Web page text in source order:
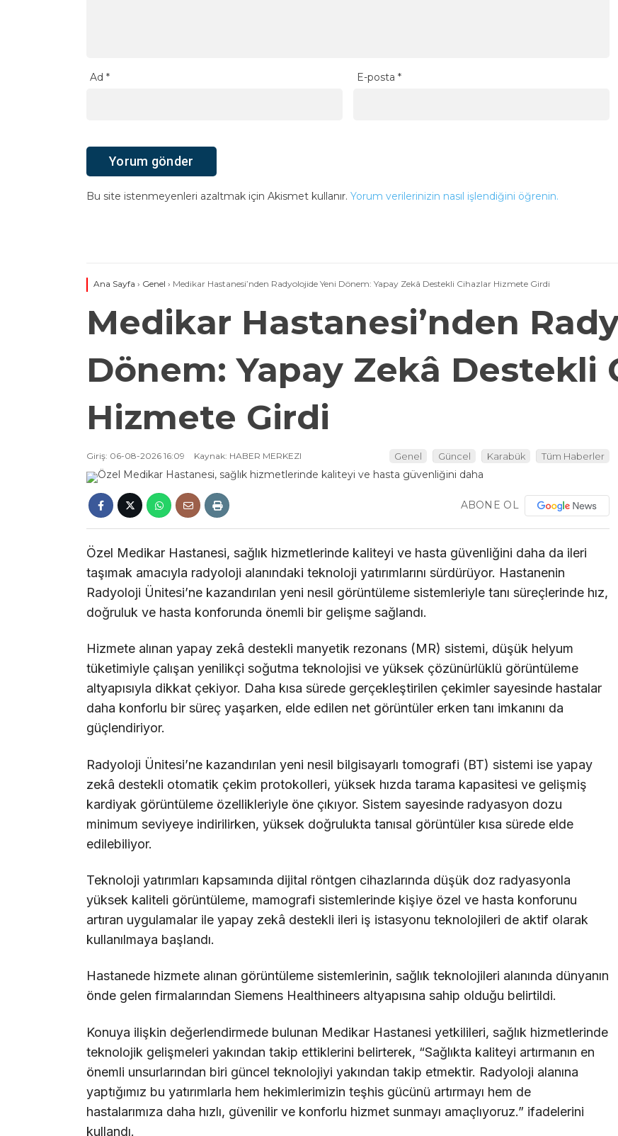
Ad * E-posta *
Bu site istenmeyenleri azaltmak için Akismet kullanır. Yorum verilerinizin nasıl işlendiğini öğrenin.
Ana Sayfa › Genel › Medikar Hastanesi’nden Radyolojide Yeni Dönem: Yapay Zekâ Destekli Cihazlar Hizmete Girdi
Medikar Hastanesi’nden
Dönem: Yapay Zekâ Destekli
Hizmete Girdi
Giriş: 06-08-2026 16:09 Kaynak: HABER MERKEZI Genel Güncel Karabük Tüm Haberler
ABONE OL
Özel Medikar Hastanesi, sağlık hizmetlerinde kaliteyi ve hasta güvenliğini daha da ileri
taşımak amacıyla radyoloji alanındaki teknoloji yatırımlarını sürdürüyor. Hastanenin
Radyoloji Ünitesi’ne kazandırılan yeni nesil görüntüleme sistemleriyle tanı süreçlerinde hız,
doğruluk ve hasta konforunda önemli bir gelişme sağlandı.
Hizmete alınan yapay zekâ destekli manyetik rezonans (MR) sistemi, düşük helyum
tüketimiyle çalışan yenilikçi soğutma teknolojisi ve yüksek çözünürlüklü görüntüleme
altyapısıyla dikkat çekiyor. Daha kısa sürede gerçekleştirilen çekimler sayesinde hastalar
daha konforlu bir süreç yaşarken, elde edilen net görüntüler erken tanı imkanını da
güçlendiriyor.
Radyoloji Ünitesi’ne kazandırılan yeni nesil bilgisayarlı tomografi (BT) sistemi ise yapay
zekâ destekli otomatik çekim protokolleri, yüksek hızda tarama kapasitesi ve gelişmiş
kardiyak görüntüleme özellikleriyle öne çıkıyor. Sistem sayesinde radyasyon dozu
minimum seviyeye indirilirken, yüksek doğrulukta tanısal görüntüler kısa sürede elde
edilebiliyor.
Teknoloji yatırımları kapsamında dijital röntgen cihazlarında düşük doz radyasyonla
yüksek kaliteli görüntüleme, mamografi sistemlerinde kişiye özel ve hasta konforunu
artıran uygulamalar ile yapay zekâ destekli ileri iş istasyonu teknolojileri de aktif olarak
kullanılmaya başlandı.
Hastanede hizmete alınan görüntüleme sistemlerinin, sağlık teknolojileri alanında dünyanın
önde gelen firmalarından Siemens Healthineers altyapısına sahip olduğu belirtildi.
Konuya ilişkin değerlendirmede bulunan Medikar Hastanesi yetkilileri, sağlık hizmetlerinde
teknolojik gelişmeleri yakından takip ettiklerini belirterek, “Sağlıkta kaliteyi artırmanın en
önemli unsurlarından biri güncel teknolojiyi yakından takip etmektir. Radyoloji alanına
yaptığımız bu yatırımlarla hem hekimlerimizin teşhis gücünü artırmayı hem de
hastalarımıza daha hızlı, güvenilir ve konforlu hizmet sunmayı amaçlıyoruz.” ifadelerini
kullandı.